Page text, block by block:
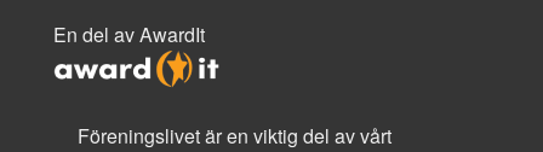
En del av AwardIt
Föreningslivet är en viktig del av vårt